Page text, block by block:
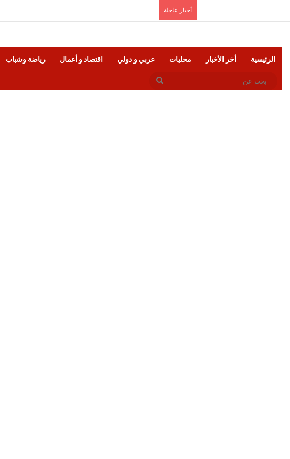
أخبار عاجلة
الرئيسية أخر الأخبار محليات عربي و دولي اقتصاد و أعمال رياضة وشباب